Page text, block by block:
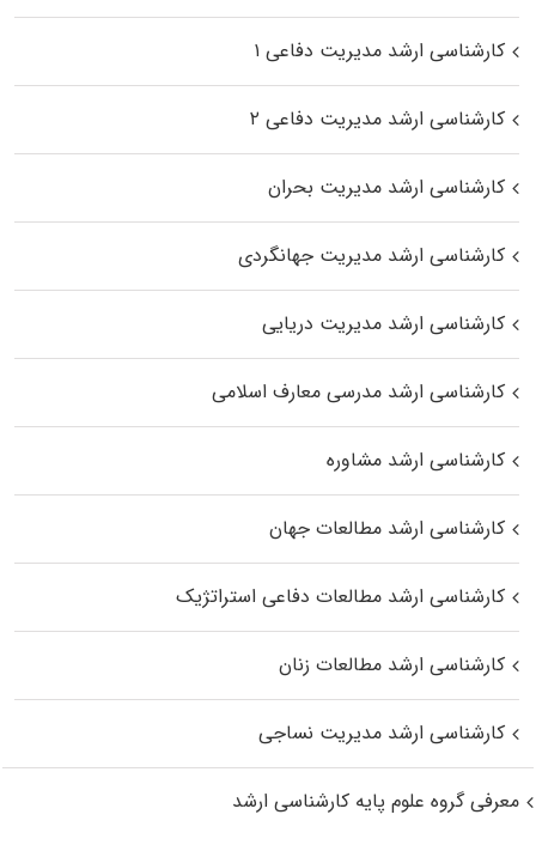
کارشناسی ارشد مدیریت دفاعی ۱
کارشناسی ارشد مدیریت دفاعی ۲
کارشناسی ارشد مدیریت بحران
کارشناسی ارشد مدیریت جهانگردی
کارشناسی ارشد مدیریت دریایی
کارشناسی ارشد مدرسی معارف اسلامی
کارشناسی ارشد مشاوره
کارشناسی ارشد مطالعات جهان
کارشناسی ارشد مطالعات دفاعی استراتژیک
کارشناسی ارشد مطالعات زنان
کارشناسی ارشد مدیریت نساجی
معرفی گروه علوم پایه کارشناسی ارشد